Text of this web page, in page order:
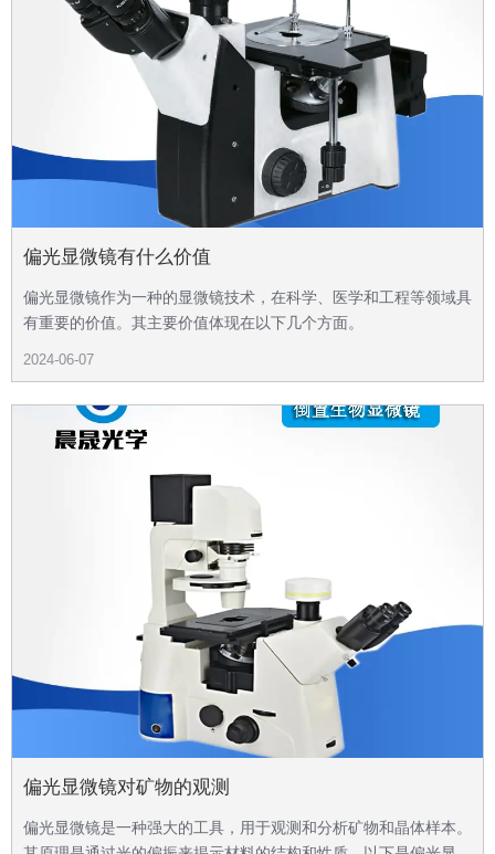
偏光显微镜有什么价值
偏光显微镜作为一种的显微镜技术，在科学、医学和工程等领域具
有重要的价值。其主要价值体现在以下几个方面。
2024-06-07
偏光显微镜对矿物的观测
偏光显微镜是一种强大的工具，用于观测和分析矿物和晶体样本。